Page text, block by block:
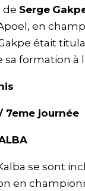
de Serge
en
était
formation à
7eme journée
se sont
en